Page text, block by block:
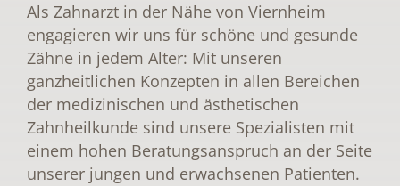
Als Zahnarzt in der Nähe von Viernheim
engagieren wir uns für schöne und gesunde
Zähne in jedem Alter: Mit unseren
ganzheitlichen Konzepten in allen Bereichen
der medizinischen und ästhetischen
Zahnheilkunde sind unsere Spezialisten mit
einem hohen Beratungsanspruch an der Seite
unserer jungen und erwachsenen Patienten.